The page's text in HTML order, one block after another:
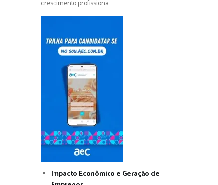
crescimento profissional.
Impacto Econômico e Geração de